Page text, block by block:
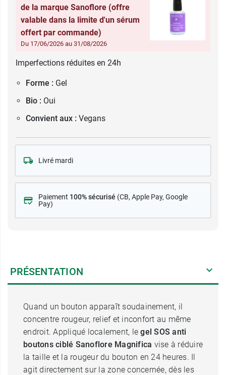
de la marque Sanoflore (offre
valable dans la limite d'un sérum
offert par commande)
Du 17/06/2026 au 31/08/2026
Imperfections réduites en 24h
Forme : Gel
Bio : Oui
Convient aux : Vegans
Livré mardi
Paiement 100% sécurisé (CB, Apple Pay, Google
Pay)
PRÉSENTATION
Quand un bouton apparaît soudainement, il
concentre rougeur, relief et inconfort au même
endroit. Appliqué localement, legel SOS anti
boutons ciblé Sanoflore Magnifica vise à réduire
la taille et la rougeur du bouton en 24 heures. Il
agit directement sur la zone concernée, dès les